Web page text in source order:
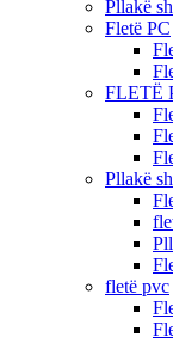
Pllakë
Fletë PC
FLETË
Pllakë
fletë pvc